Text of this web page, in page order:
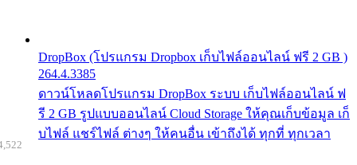
DropBox (โปรแกรม Dropbox เก็บไฟล์ออนไลน์ ฟรี 2 GB )
264.4.3385
ดาวน์โหลดโปรแกรม DropBox ระบบ เก็บไฟล์ออนไลน์ ฟ
รี 2 GB รูปแบบออนไลน์ Cloud Storage ให้คุณเก็บข้อมูล เก็
บไฟล์ แชร์ไฟล์ ต่างๆ ให้คนอื่น เข้าถึงได้ ทุกที่ ทุกเวลา